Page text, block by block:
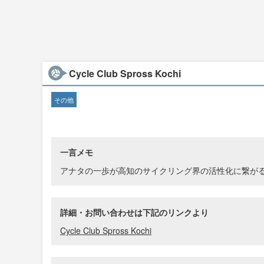
Cycle Club Spross Kochi
その他
一言メモ
アナタの一歩が高知のサイクリング界の活性化に繋が
詳細・お問い合わせは下記のリンクより
Cycle Club Spross Kochi